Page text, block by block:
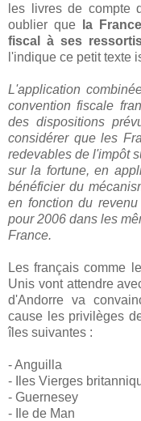
les livres de compte
oublier que
la
fiscal à ses
l'indique ce petit texte
L'application
convention fiscale
des dispositions
considérer que les
redevables de l'impôt
sur la fortune, en
bénéficier du
en fonction du
pour 2006 dans les
France.
Les français comme
Unis vont attendre
d'Andorre va
cause les privilèges
îles suivantes :
- Anguilla
- Iles Vierges
- Guernesey
- Ile de Man